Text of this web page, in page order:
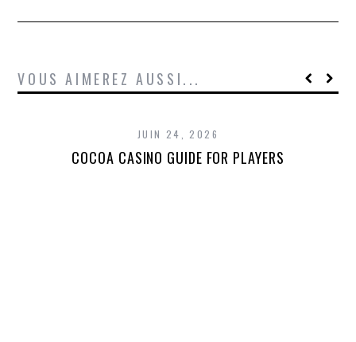
VOUS AIMEREZ AUSSI...
JUIN 24, 2026
COCOA CASINO GUIDE FOR PLAYERS